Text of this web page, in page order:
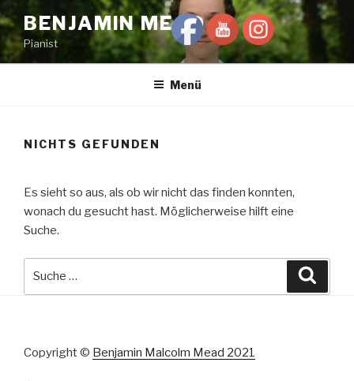
Inhalt
springen
BENJAMIN MEAD
Pianist
Menü
NICHTS GEFUNDEN
Es sieht so aus, als ob wir nicht das finden konnten,
wonach du gesucht hast. Möglicherweise hilft eine
Suche.
Copyright © Benjamin Malcolm Mead 2021